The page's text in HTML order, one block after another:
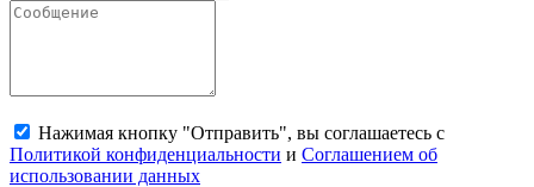
Нажимая кнопку "Отправить", вы соглашаетесь с
Политикой конфиденциальности и Соглашением об
использовании данных